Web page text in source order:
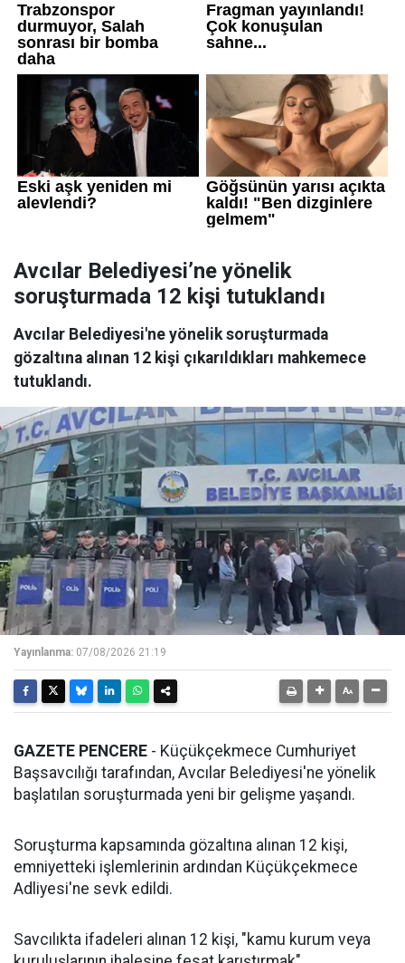
Avcılar Belediyesi’ne yönelik
soruşturmada 12 kişi tutuklandı
Avcılar Belediyesi'ne yönelik soruşturmada
gözaltına alınan 12 kişi çıkarıldıkları mahkemece
tutuklandı.
Yayınlanma: 07/08/2026 21:19
GAZETE PENCERE - Küçükçekmece Cumhuriyet
Başsavcılığı tarafından, Avcılar Belediyesi'ne yönelik
başlatılan soruşturmada yeni bir gelişme yaşandı.
Soruşturma kapsamında gözaltına alınan 12 kişi,
emniyetteki işlemlerinin ardından Küçükçekmece
Adliyesi'ne sevk edildi.
Savcılıkta ifadeleri alınan 12 kişi, "kamu kurum veya